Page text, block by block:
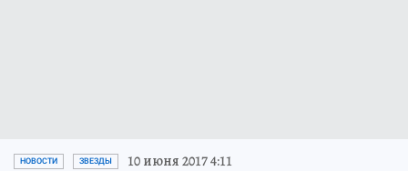
НОВОСТИ ЗВЕЗДЫ 10 июня 2017 4:11